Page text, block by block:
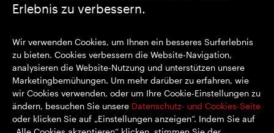
Erlebnis zu verbessern.
Wir verwenden Cookies, um Ihnen ein besseres Surferlebnis
zu bieten. Cookies verbessern die Website-Navigation,
analysieren die Website-Nutzung und unterstützen unsere
Marketingbemühungen. Um mehr darüber zu erfahren, wie
wir Cookies verwenden, oder um Ihre Cookie-Einstellungen zu
ändern, besuchen Sie unsere Datenschutz- und Cookies-Seite
oder klicken Sie auf „Einstellungen anzeigen“. Indem Sie auf
https://www.linkedin.com/
Eingetragener Sitz: 1 New Burlington Place, London W1S 2HR
Im Vereinigten Königreich registrierte Nr. 167591
Registrierungsort: England & Wales
© SEGRO 2022